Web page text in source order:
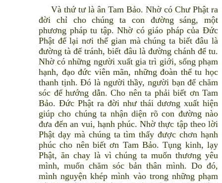
Và thứ tư là ân Tam Bảo. Nhờ có Chư Phật ra
đời chỉ cho chúng ta con đường sáng, một
phương pháp tu tập. Nhờ có giáo pháp của Đức
Phật để lại nơi thế gian mà chúng ta biết đâu là
đường tà để tránh, biết đâu là đường chánh để tu.
Nhờ có những người xuất gia trì giới, sống phạm
hạnh, đạo đức viên mãn, những đoàn thể tu học
thanh tịnh. Đó là người thầy, người bạn để chăm
sóc để hướng dẫn. Cho nên ta phải biết ơn Tam
Bảo. Đức Phật ra đời như thái dương xuất hiện
giúp cho chúng ta nhận diện rõ con đường nào
đưa đến an vui, hạnh phúc. Nhờ thực tập theo lời
Phật dạy mà chúng ta tìm thấy được chơn hạnh
phúc cho nên biết ơn Tam Bảo. Tụng kinh, lạy
Phật, ăn chay là vì chúng ta muốn thương yêu
mình, muốn chăm sóc bản thân mình. Do đó,
mình nguyện khép mình vào trong những phạm